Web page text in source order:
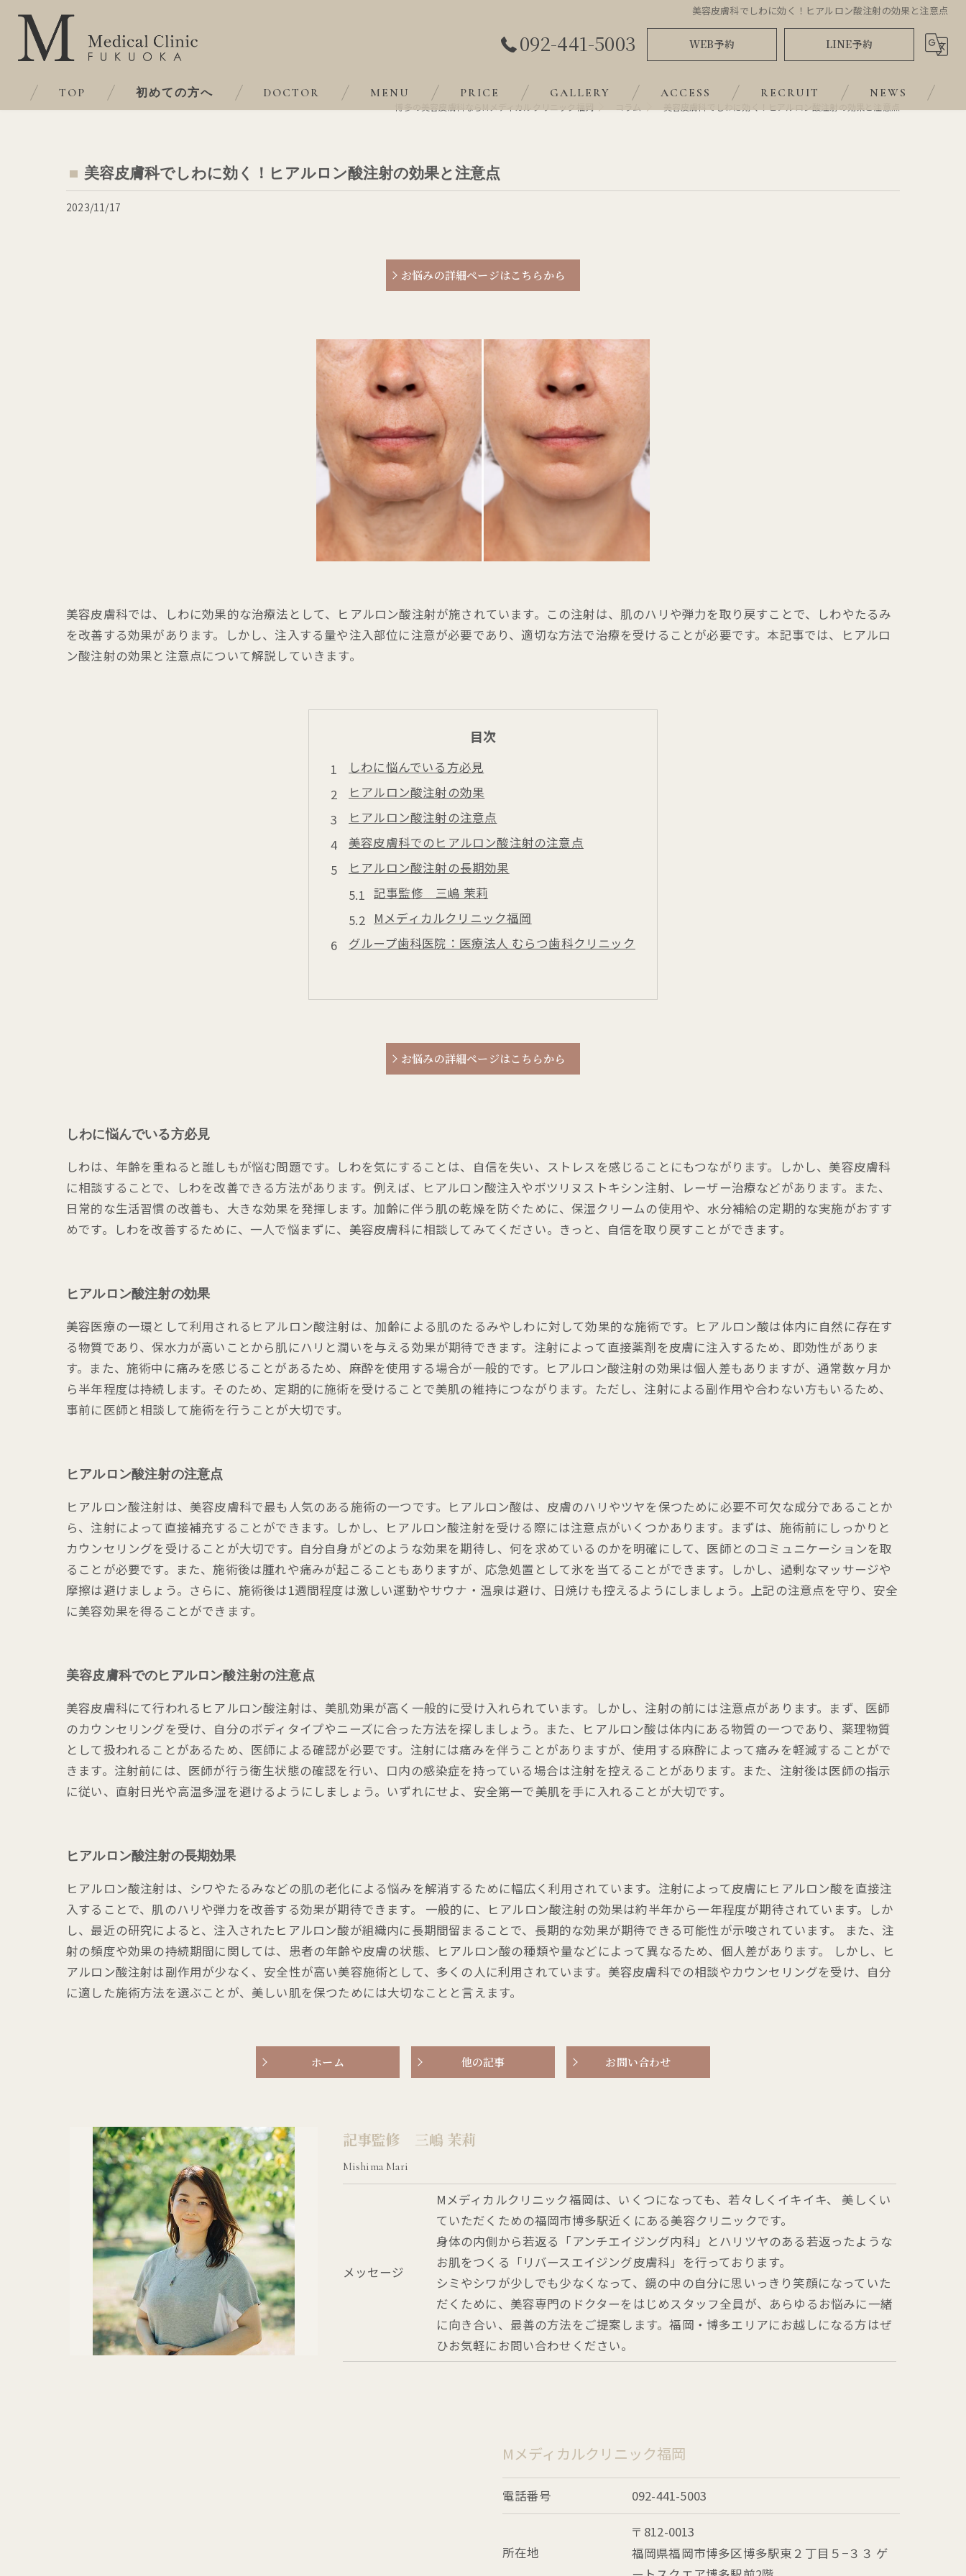
美容皮膚科でしわに効く！ヒアルロン酸注射の効果と注意点
092-441-5003 WEB予約 LINE予約
TOP 初めての方へ DOCTOR MENU PRICE GALLERY ACCESS RECRUIT NEWS
美容皮膚科でしわに効く！ヒアルロン酸注射の効果と注意点
2023/11/17
お悩みの詳細ページはこちらから
美容皮膚科では、しわに効果的な治療法として、ヒアルロン酸注射が施されています。この注射は、肌のハリや弾力を取り戻すことで、しわやたるみ
を改善する効果があります。しかし、注入する量や注入部位に注意が必要であり、適切な方法で治療を受けることが必要です。本記事では、ヒアルロ
ン酸注射の効果と注意点について解説していきます。
目次
しわに悩んでいる方必見
ヒアルロン酸注射の効果
ヒアルロン酸注射の注意点
美容皮膚科でのヒアルロン酸注射の注意点
ヒアルロン酸注射の長期効果
記事監修 三嶋 茉莉
Mメディカルクリニック福岡
グループ歯科医院：医療法人 むらつ歯科クリニック
お悩みの詳細ページはこちらから
しわに悩んでいる方必見
しわは、年齢を重ねると誰しもが悩む問題です。しわを気にすることは、自信を失い、ストレスを感じることにもつながります。しかし、美容皮膚科
に相談することで、しわを改善できる方法があります。例えば、ヒアルロン酸注入やボツリヌストキシン注射、レーザー治療などがあります。また、
日常的な生活習慣の改善も、大きな効果を発揮します。加齢に伴う肌の乾燥を防ぐために、保湿クリームの使用や、水分補給の定期的な実施がおすす
めです。しわを改善するために、一人で悩まずに、美容皮膚科に相談してみてください。きっと、自信を取り戻すことができます。
ヒアルロン酸注射の効果
美容医療の一環として利用されるヒアルロン酸注射は、加齢による肌のたるみやしわに対して効果的な施術です。ヒアルロン酸は体内に自然に存在す
る物質であり、保水力が高いことから肌にハリと潤いを与える効果が期待できます。注射によって直接薬剤を皮膚に注入するため、即効性がありま
す。また、施術中に痛みを感じることがあるため、麻酔を使用する場合が一般的です。ヒアルロン酸注射の効果は個人差もありますが、通常数ヶ月か
ら半年程度は持続します。そのため、定期的に施術を受けることで美肌の維持につながります。ただし、注射による副作用や合わない方もいるため、
事前に医師と相談して施術を行うことが大切です。
ヒアルロン酸注射の注意点
ヒアルロン酸注射は、美容皮膚科で最も人気のある施術の一つです。ヒアルロン酸は、皮膚のハリやツヤを保つために必要不可欠な成分であることか
ら、注射によって直接補充することができます。しかし、ヒアルロン酸注射を受ける際には注意点がいくつかあります。まずは、施術前にしっかりと
カウンセリングを受けることが大切です。自分自身がどのような効果を期待し、何を求めているのかを明確にして、医師とのコミュニケーションを取
ることが必要です。また、施術後は腫れや痛みが起こることもありますが、応急処置として氷を当てることができます。しかし、過剰なマッサージや
摩擦は避けましょう。さらに、施術後は1週間程度は激しい運動やサウナ・温泉は避け、日焼けも控えるようにしましょう。上記の注意点を守り、安全
に美容効果を得ることができます。
美容皮膚科でのヒアルロン酸注射の注意点
美容皮膚科にて行われるヒアルロン酸注射は、美肌効果が高く一般的に受け入れられています。しかし、注射の前には注意点があります。まず、医師
のカウンセリングを受け、自分のボディタイプやニーズに合った方法を探しましょう。また、ヒアルロン酸は体内にある物質の一つであり、薬理物質
として扱われることがあるため、医師による確認が必要です。注射には痛みを伴うことがありますが、使用する麻酔によって痛みを軽減することがで
きます。注射前には、医師が行う衛生状態の確認を行い、口内の感染症を持っている場合は注射を控えることがあります。また、注射後は医師の指示
に従い、直射日光や高温多湿を避けるようにしましょう。いずれにせよ、安全第一で美肌を手に入れることが大切です。
ヒアルロン酸注射の長期効果
ヒアルロン酸注射は、シワやたるみなどの肌の老化による悩みを解消するために幅広く利用されています。注射によって皮膚にヒアルロン酸を直接注
入することで、肌のハリや弾力を改善する効果が期待できます。 一般的に、ヒアルロン酸注射の効果は約半年から一年程度が期待されています。しか
し、最近の研究によると、注入されたヒアルロン酸が組織内に長期間留まることで、長期的な効果が期待できる可能性が示唆されています。 また、注
射の頻度や効果の持続期間に関しては、患者の年齢や皮膚の状態、ヒアルロン酸の種類や量などによって異なるため、個人差があります。 しかし、ヒ
アルロン酸注射は副作用が少なく、安全性が高い美容施術として、多くの人に利用されています。美容皮膚科での相談やカウンセリングを受け、自分
に適した施術方法を選ぶことが、美しい肌を保つためには大切なことと言えます。
ホーム 他の記事 お問い合わせ
記事監修 三嶋 茉莉
Mishima Mari
メッセージ
Mメディカルクリニック福岡は、いくつになっても、若々しくイキイキ、 美しくい
ていただくための福岡市博多駅近くにある美容クリニックです。
身体の内側から若返る「アンチエイジング内科」とハリツヤのある若返ったような
お肌をつくる「リバースエイジング皮膚科」を行っております。
シミやシワが少しでも少なくなって、鏡の中の自分に思いっきり笑顔になっていた
だくために、美容専門のドクターをはじめスタッフ全員が、あらゆるお悩みに一緒
に向き合い、最善の方法をご提案します。福岡・博多エリアにお越しになる方はぜ
ひお気軽にお問い合わせください。
Mメディカルクリニック福岡
電話番号 092-441-5003
所在地
〒 812-0013
福岡県福岡市博多区博多駅東２丁目５−３３ ゲ